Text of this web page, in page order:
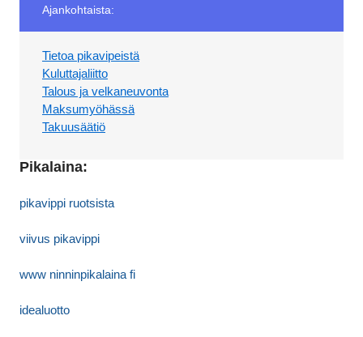
Ajankohtaista:
Tietoa pikavipeistä
Kuluttajaliitto
Talous ja velkaneuvonta
Maksumyöhässä
Takuusäätiö
Pikalaina:
pikavippi ruotsista
viivus pikavippi
www ninninpikalaina fi
idealuotto